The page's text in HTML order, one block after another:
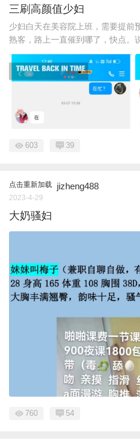
三刷高颜值少妇
少妇白天在美容院上班，需要提前
熟客，路上一直催到哪了，快点。
603 39
点击重新加载 jizheng488
2023-4-29
大奶骚妇
760 54